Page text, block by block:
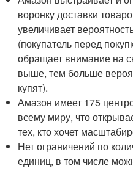
воронку доставки
увеличивает
(покупатель перед
обращает внимание на
выше, тем больше
купят).
Амазон имеет 175
всему миру, что
тех, кто хочет
Нет ограничений по
единиц, в том числе